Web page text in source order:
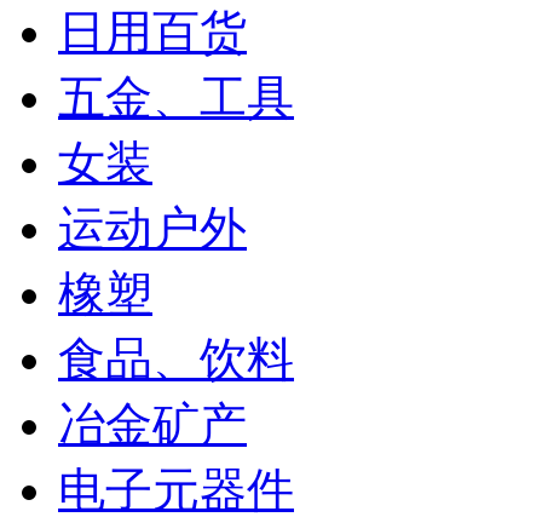
日用百货
五金、工具
女装
运动户外
橡塑
食品、饮料
冶金矿产
电子元器件